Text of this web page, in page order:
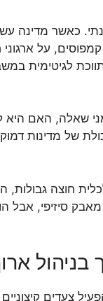
כאשר מדינה
על
לגיטימית
שאלה, האם
של מדינות
חוצה גבולות,
סיזיפי, אבל
בניהול
צעדים קיצוניים